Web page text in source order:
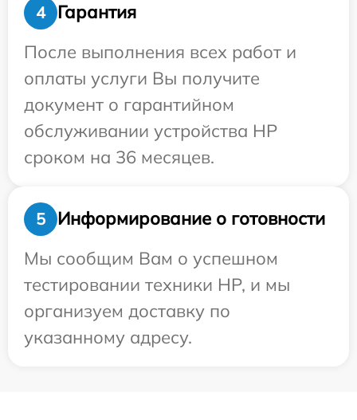
4
Гарантия
После выполнения всех работ и
оплаты услуги Вы получите
документ о гарантийном
обслуживании устройства HP
сроком на 36 месяцев.
5
Информирование о готовности
Мы сообщим Вам о успешном
тестировании техники HP, и мы
организуем доставку по
указанному адресу.